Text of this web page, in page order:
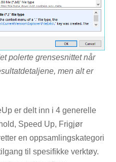
polerte grensesnittet når
men alt er
er delt inn i 4 generelle
Speed ​​Up, Frigjør
en oppsamlingskategori
til spesifikke verktøy.